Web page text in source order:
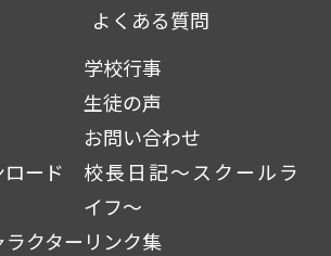
よくある質問
学校行事
生徒の声
お問い合わせ
ード
校長日記～スクールラ
イフ～
クター リンク集